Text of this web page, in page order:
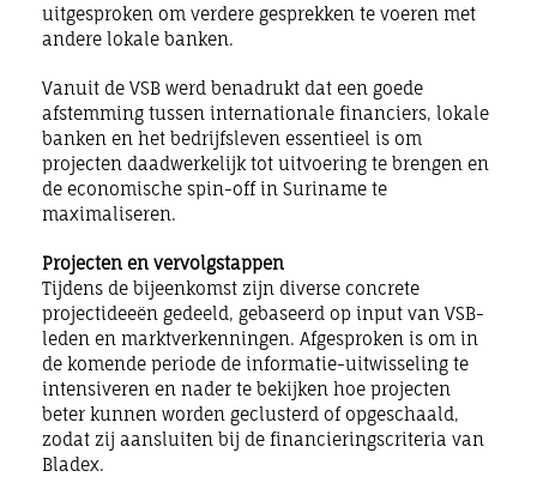
uitgesproken om verdere gesprekken te voeren met
andere lokale banken.
Vanuit de VSB werd benadrukt dat een goede
afstemming tussen internationale financiers, lokale
banken en het bedrijfsleven essentieel is om
projecten daadwerkelijk tot uitvoering te brengen en
de economische spin-off in Suriname te
maximaliseren.
Projecten en vervolgstappen
Tijdens de bijeenkomst zijn diverse concrete
projectideeën gedeeld, gebaseerd op input van VSB-
leden en marktverkenningen. Afgesproken is om in
de komende periode de informatie-uitwisseling te
intensiveren en nader te bekijken hoe projecten
beter kunnen worden geclusterd of opgeschaald,
zodat zij aansluiten bij de financieringscriteria van
Bladex.